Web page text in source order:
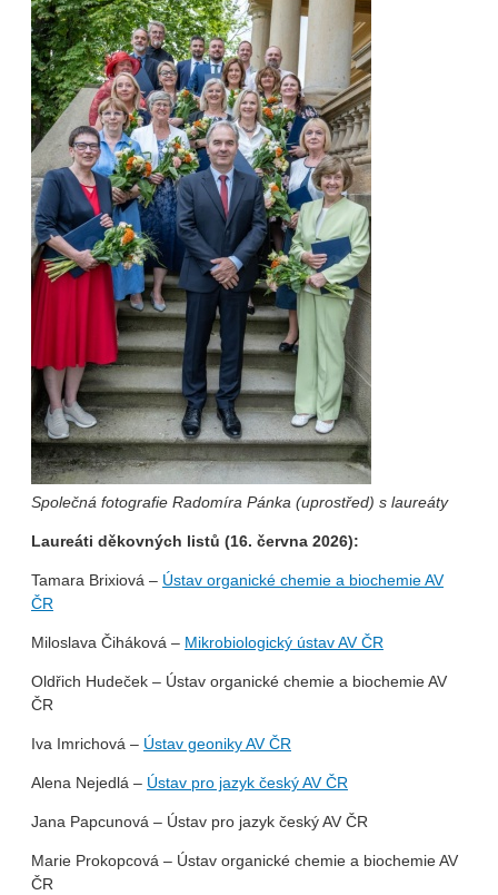
Společná fotografie Radomíra Pánka (uprostřed) s laureáty
Laureáti děkovných listů (16. června 2026):
Tamara Brixiová – Ústav organické chemie a biochemie AV
ČR
Miloslava Čiháková – Mikrobiologický ústav AV ČR
Oldřich Hudeček – Ústav organické chemie a biochemie AV
ČR
Iva Imrichová – Ústav geoniky AV ČR
Alena Nejedlá – Ústav pro jazyk český AV ČR
Jana Papcunová – Ústav pro jazyk český AV ČR
Marie Prokopcová – Ústav organické chemie a biochemie AV
ČR